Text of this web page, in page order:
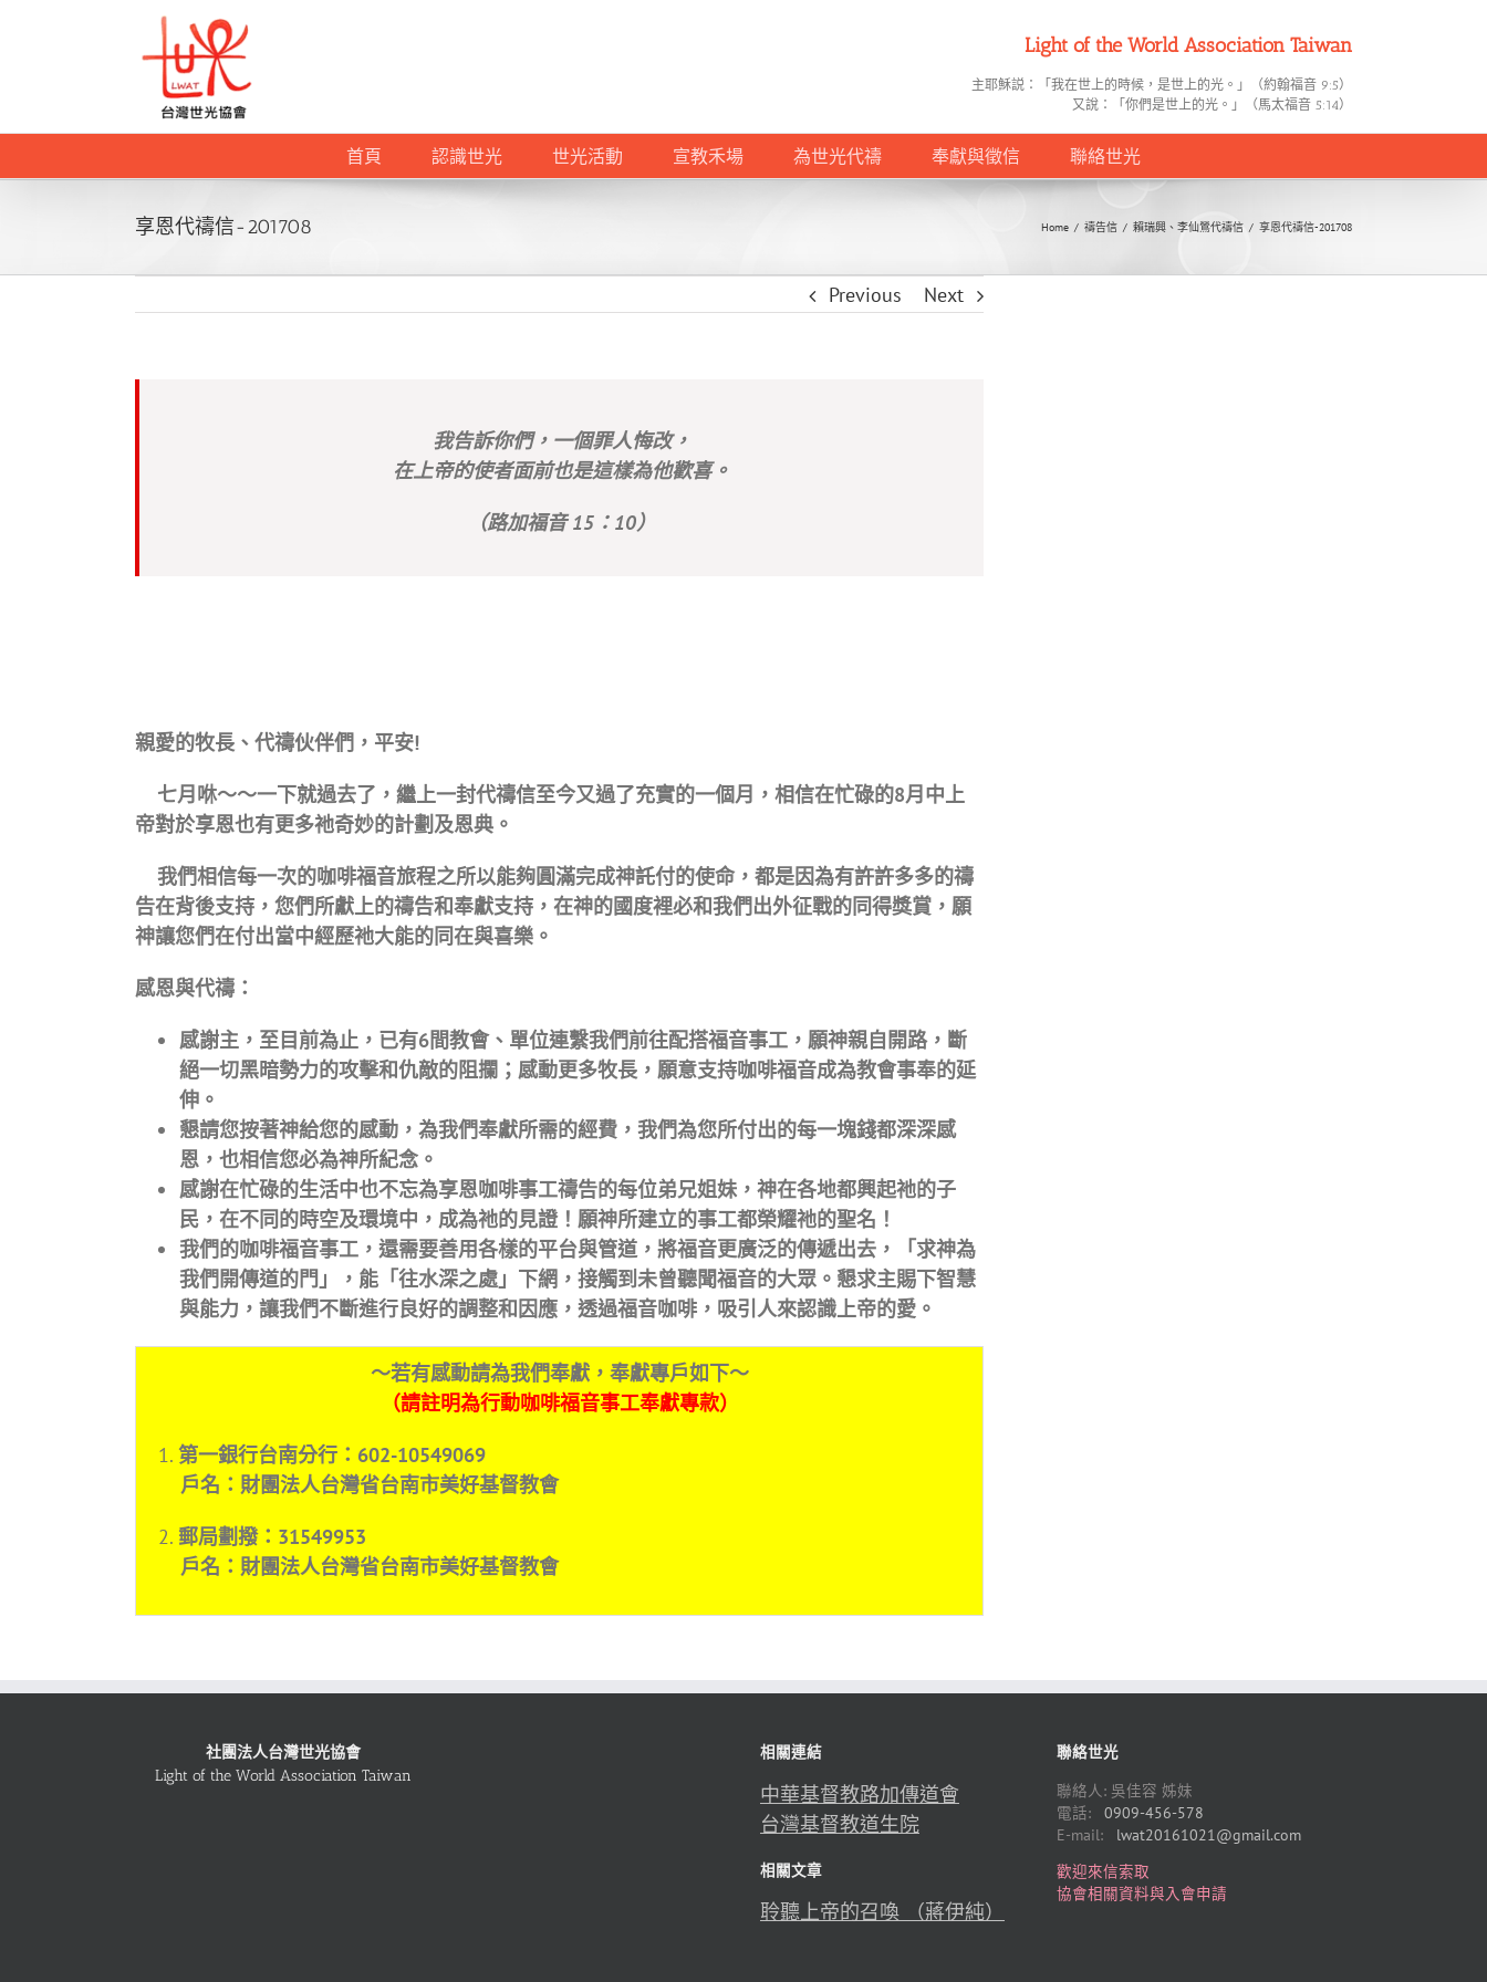
Light of the World Association Taiwan
主耶穌説：「我在世上的時候，是世上的光。」（約翰福音 9:5）
又說：「你們是世上的光。」（馬太福音 5:14）
首頁 認識世光 世光活動 宣教禾場 為世光代禱 奉獻與徵信 聯絡世光
享恩代禱信-201708 Home / 禱告信 / 賴瑞興、李仙鶯代禱信 / 享恩代禱信-201708
Previous Next
我告訴你們，一個罪人悔改，
在上帝的使者面前也是這樣為他歡喜。
（路加福音 15：10）
親愛的牧長、代禱伙伴們，平安!
七月咻～～一下就過去了，繼上一封代禱信至今又過了充實的一個月，相信在忙碌的8月中上
帝對於享恩也有更多祂奇妙的計劃及恩典。
我們相信每一次的咖啡福音旅程之所以能夠圓滿完成神託付的使命，都是因為有許許多多的禱
告在背後支持，您們所獻上的禱告和奉獻支持，在神的國度裡必和我們出外征戰的同得獎賞，願
神讓您們在付出當中經歷祂大能的同在與喜樂。
感恩與代禱 ：
感謝主，至目前為止，已有6間教會、單位連繫我們前往配搭福音事工，願神親自開路，斷
絕一切黑暗勢力的攻擊和仇敵的阻攔；感動更多牧長，願意支持咖啡福音成為教會事奉的延
伸。
懇請您按著神給您的感動，為我們奉獻所需的經費，我們為您所付出的每一塊錢都深深感
恩，也相信您必為神所紀念。
感謝在忙碌的生活中也不忘為享恩咖啡事工禱告的每位弟兄姐妹，神在各地都興起祂的子
民，在不同的時空及環境中，成為祂的見證！願神所建立的事工都榮耀祂的聖名！
我們的咖啡福音事工，還需要善用各樣的平台與管道，將福音更廣泛的傳遞出去，
「求神為
我們開傳道的門 」 ，能 「往水深之處」 下網，接觸到未曾聽聞福音的大眾。懇求主賜下智慧
與能力，讓我們不斷進行良好的調整和因應，透過福音咖啡，吸引人來認識上帝的愛。
～若有感動請為我們奉獻，奉獻專戶如下～
（請註明為行動咖啡福音事工奉獻專款）
1. 第一銀行台南分行：602-10549069
戶名：財團法人台灣省台南市美好基督教會
2. 郵局劃撥：31549953
戶名：財團法人台灣省台南市美好基督教會
社團法人台灣世光協會
Light of the World Association Taiwan
相關連結
中華基督教路加傳道會
台灣基督教道生院
相關文章
聆聽上帝的召喚 （蔣伊純）
聯絡世光
聯絡人: 吳佳容 姊妹
電話: 0909-456-578
E-mail: lwat20161021@gmail.com
歡迎來信索取
協會相關資料與入會申請